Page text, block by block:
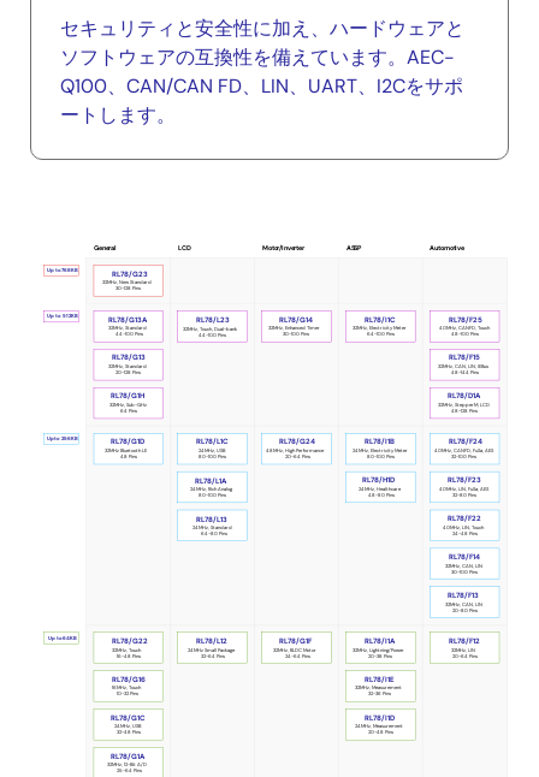
セキュリティと安全性に加え、ハードウェアと
ソフトウェアの互換性を備えています。AEC-
Q100、CAN/CAN FD、LIN、UART、I2Cをサポ
ートします。
Portfolio
Up to 768KB
Up to 512KB
Up to 256KB
Up to 64KB
General LCD Motor/Inverter ASSP Automotive
32MHz, 12-Bit A/D
25-64 Pins
RL78/G1A
24MHz, Measurement
20-48 Pins
RL78/I1D
24MHz, USB
32-48 Pins
RL78/G1C
32MHz, Measurement
32-36 Pins
RL78/I1E
16MHz, Touch
10-32 Pins
RL78/G16
32MHz, LIN
20-64 Pins
RL78/F12
32MHz, Lightning/Power
20-38 Pins
RL78/I1A
32MHz, BLDC Motor
24-64 Pins
RL78/G1F
24MHz Small Package
32-64 Pins
RL78/L12
32MHz, Touch
16-48 Pins
RL78/G22
32MHz, CAN, LIN
20-80 Pins
RL78/F13
32MHz, CAN, LIN
30-100 Pins
RL78/F14
40MHz, LIN, FuSa, AES
32-80 Pins
RL78/F23
40MHz, LIN, Touch
24-48 Pins
RL78/F22
24MHz, Healthcare
48-80 Pins
RL78/H1D
24MHz, Standard
64-80 Pins
RL78/L13
24MHz, Rich Analog
80-100 Pins
RL78/L1A
40MHz, CANFD, FuSa, AES
32-100 Pins
RL78/F24
24MHz, Electricity Meter
80-100 Pins
RL78/I1B
48MHz, High Performance
20-64 Pins
RL78/G24
24MHz, USB
80-100 Pins
RL78/L1C
32MHz Bluetooth LE
48 Pins
RL78/G1D
32MHz, StepperM, LCD
48-128 Pins
RL78/D1A
40MHz, CANFD, Touch
48-100 Pins
RL78/F25
32MHz, CAN, LIN, IEBus
48-144 Pins
RL78/F15
32MHz, Electricity Meter
64-100 Pins
RL78/I1C
32MHz, Enhanced Timer
30-100 Pins
RL78/G14
32MHz, Touch, Dual-bank
44-100 Pins
RL78/L23
32MHz, Sub-GHz
64 Pins
RL78/G1H
32MHz, Standard
20-128 Pins
RL78/G13
32MHz, Standard
44-100 Pins
RL78/G13A
32MHz, New Standard
30-128 Pins
RL78/G23